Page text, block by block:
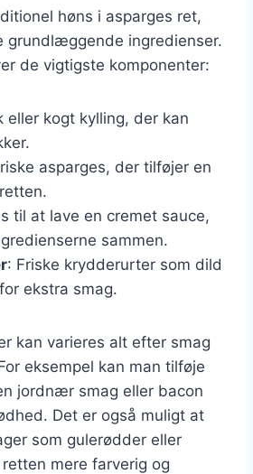
høns i asparges ret,
grundlæggende ingredienser.
de vigtigste komponenter:
eller kogt kylling, der kan
asparges, der tilføjer en
til at lave en cremet sauce,
sammen.
: Friske krydderurter som dild
ekstra smag.
kan varieres alt efter smag
eksempel kan man tilføje
jordnær smag eller bacon
Det er også muligt at
som gulerødder eller
mere farverig og